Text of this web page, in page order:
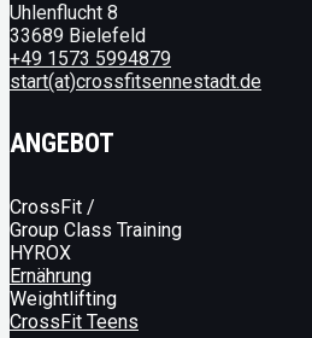
Uhlenflucht 8
33689 Bielefeld
+49 1573 5994879
start(at)crossfitsennestadt.de
ANGEBOT
CrossFit /
Group Class Training
HYROX
Ernährung
Weightlifting
CrossFit Teens